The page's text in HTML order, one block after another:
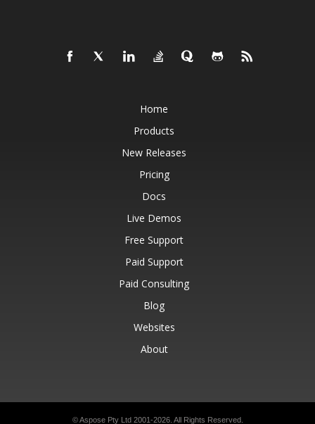
Home
Products
New Releases
Pricing
Docs
Live Demos
Free Support
Paid Support
Paid Consulting
Blog
Websites
About
© Aspose Pty Ltd 2001-2026. All Rights Reserved.